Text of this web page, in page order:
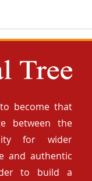
become that
between the
for wider
and authentic
to build a